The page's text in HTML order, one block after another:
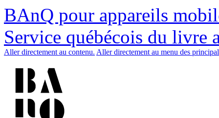
BAnQ pour appareils
Service québécois du livre
Aller directement au contenu. Aller directement au menu des